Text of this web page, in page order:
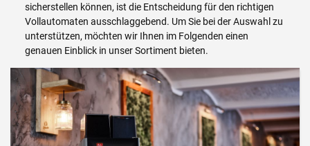
sicherstellen können, ist die Entscheidung für den richtigen
Vollautomaten ausschlaggebend. Um Sie bei der Auswahl zu
unterstützen, möchten wir Ihnen im Folgenden einen
genauen Einblick in unser Sortiment bieten.